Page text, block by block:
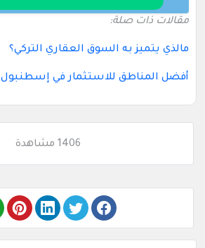
مقالات ذات صلة:
مالذي يتميز به السوق العقاري التركي؟
أفضل المناطق للاستثمار في إسطنبول
1406 مشاهدة